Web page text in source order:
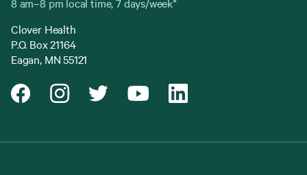
Clover Health
P.O. Box 21164
Eagan, MN 55121